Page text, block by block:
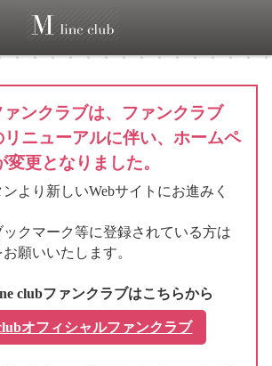
ンクラブは、ファンクラブ
リニューアルに伴い、ホームペ
更となりました。
より新しいWebサイトにお進みく
クマーク等に登録されている方は
願いいたします。
clubファンクラブはこちらから
オフィシャルファンクラブ